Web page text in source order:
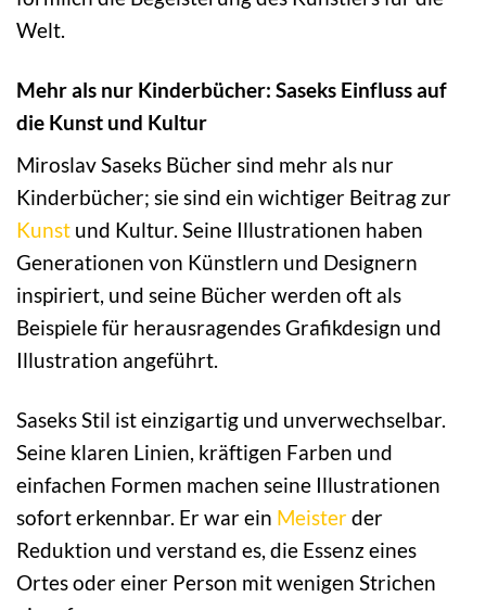
Welt.
Mehr als nur Kinderbücher: Saseks Einfluss auf
die Kunst und Kultur
Miroslav Saseks Bücher sind mehr als nur
Kinderbücher; sie sind ein wichtiger Beitrag zur
Kunst und Kultur. Seine Illustrationen haben
Generationen von Künstlern und Designern
inspiriert, und seine Bücher werden oft als
Beispiele für herausragendes Grafikdesign und
Illustration angeführt.
Saseks Stil ist einzigartig und unverwechselbar.
Seine klaren Linien, kräftigen Farben und
einfachen Formen machen seine Illustrationen
sofort erkennbar. Er war ein Meisterder
Reduktion und verstand es, die Essenz eines
Ortes oder einer Person mit wenigen Strichen